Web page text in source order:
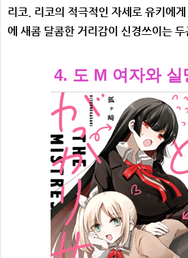
리코. 리코의 적극적인 자세로 유키에
에 새콤 달콤한 거리감이 신경쓰이는
4. 도 M 여자와 실